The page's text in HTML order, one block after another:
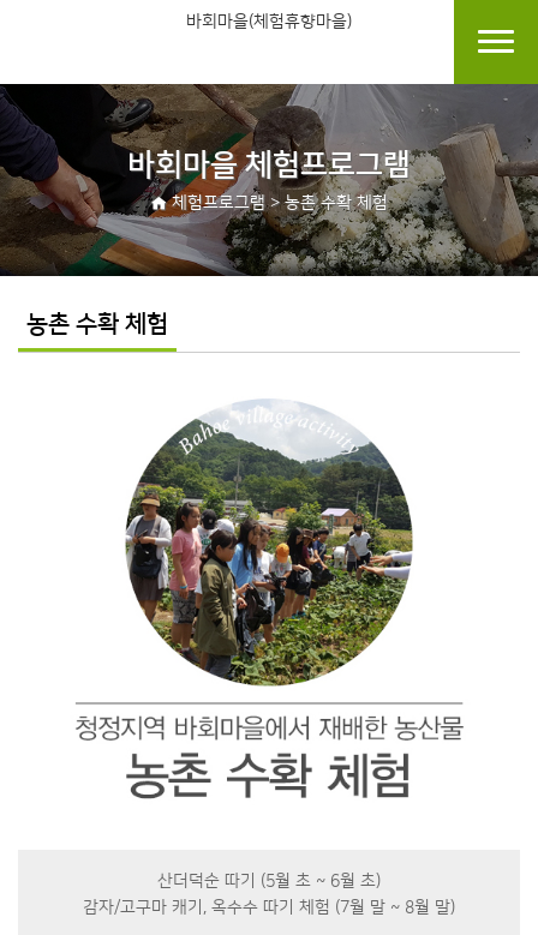
바회마을(체험휴향마을)
바회마을 체험프로그램
체험프로그램 > 농촌 수확 체험
농촌 수확 체험
산더덕순 따기 (5월 초 ~ 6월 초)
감자/고구마 캐기, 옥수수 따기 체험 (7월 말 ~ 8월 말)